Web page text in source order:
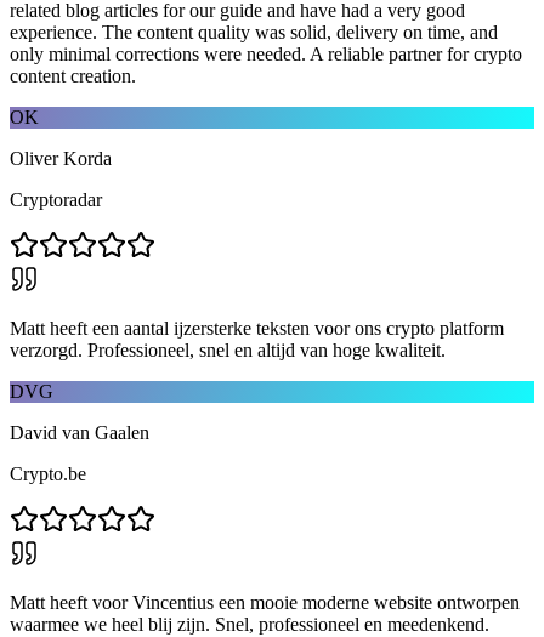
related blog articles for our guide and have had a very good
experience. The content quality was solid, delivery on time, and
only minimal corrections were needed. A reliable partner for crypto
content creation.
OK
Oliver Korda
Cryptoradar
Matt heeft een aantal ijzersterke teksten voor ons crypto platform
verzorgd. Professioneel, snel en altijd van hoge kwaliteit.
DVG
David van Gaalen
Crypto.be
Matt heeft voor Vincentius een mooie moderne website ontworpen
waarmee we heel blij zijn. Snel, professioneel en meedenkend.